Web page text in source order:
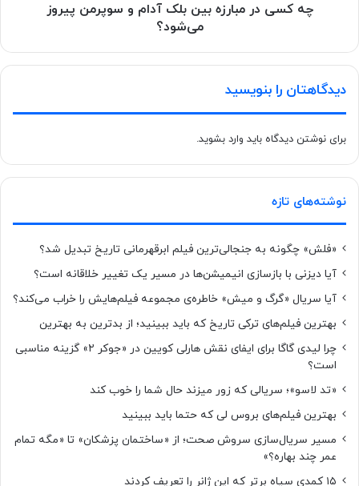
چه کسی در مبارزه بین بلک آدام و سوپرمن پیروز
می‌شود؟
دیدگاهتان را بنویسید
برای نوشتن دیدگاه باید وارد بشوید.
نوشته‌های تازه
«فلش» چگونه به جنجالی‌ترین فیلم ابرقهرمانی تاریخ تبدیل شد؟
آیا دیزنی با بازسازی انیمیشن‌ها در مسیر یک تغییر خلاقانه است؟
آیا سریال «گرگ و میش» خاطره‌ی مجموعه‌ فیلم‌هایش را خراب می‌کند؟
بهترین فیلم‌های ترکی تاریخ که باید ببینید؛ از بدترین به بهترین
چرا لیدی گاگا برای ایفای نقش هارلی کویین در «جوکر ۲» گزینه مناسبی
است؟
«تد لاسو»؛ سریالی که زور میزند حال شما را خوب کند
بهترین فیلم‌های بروس لی که حتما باید ببینید
مسیر سریال‌سازی سروش صحت؛ از «ساختمان پزشکان» تا «مگه تمام
عمر چند بهاره؟»
۱۵ کمدی سیاه برتر که این ژانر را تعریف کردند